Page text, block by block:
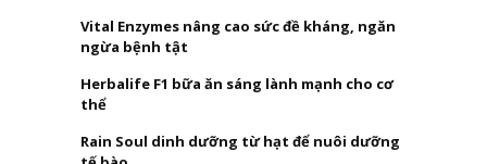
Vital Enzymes nâng cao sức đề kháng, ngăn
ngừa bệnh tật
Herbalife F1 bữa ăn sáng lành mạnh cho cơ
thể
Rain Soul dinh dưỡng từ hạt để nuôi dưỡng